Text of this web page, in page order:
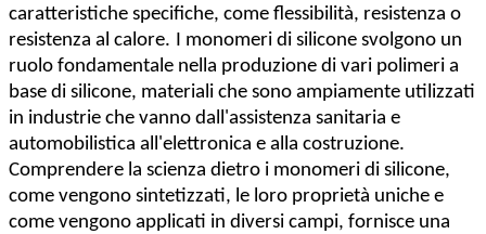
caratteristiche specifiche, come flessibilità, resistenza o
resistenza al calore. I monomeri di silicone svolgono un
ruolo fondamentale nella produzione di vari polimeri a
base di silicone, materiali che sono ampiamente utilizzati
in industrie che vanno dall'assistenza sanitaria e
automobilistica all'elettronica e alla costruzione.
Comprendere la scienza dietro i monomeri di silicone,
come vengono sintetizzati, le loro proprietà uniche e
come vengono applicati in diversi campi, fornisce una